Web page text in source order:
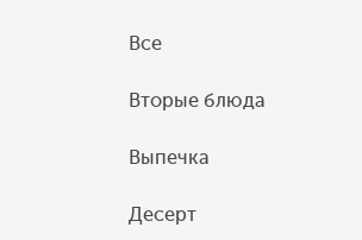
Все
Вторые блюда
Выпечка
Десерт